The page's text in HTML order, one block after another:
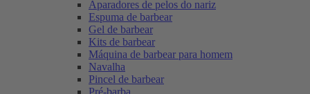
Aparadores de pelos do nariz
Espuma de barbear
Gel de barbear
Kits de barbear
Máquina de barbear para homem
Navalha
Pincel de barbear
Pré-barba